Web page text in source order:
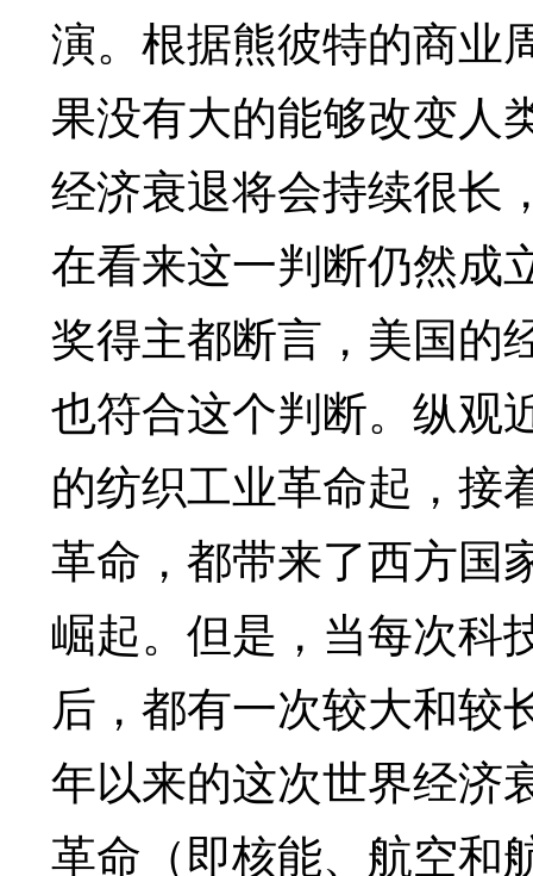
演。根据熊彼特的商业
果没有大的能够改变人
经济衰退将会持续很长
在看来这一判断仍然成
奖得主都断言，美国的
也符合这个判断。纵观
的纺织工业革命起，接
革命，都带来了西方国
崛起。但是，当每次科
后，都有一次较大和较
年以来的这次世界经济
革命（即核能、航空和